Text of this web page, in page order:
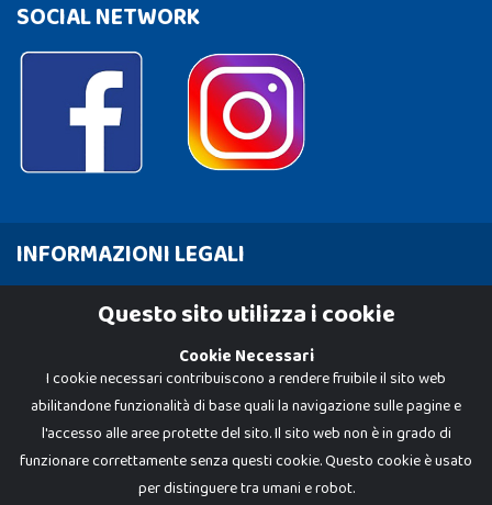
SOCIAL NETWORK
INFORMAZIONI LEGALI
Cookie PolicyQuesto sito utilizza i cookie
Cookie Necessari
I cookie necessari contribuiscono a rendere fruibile il sito web
abilitandone funzionalità di base quali la navigazione sulle pagine e
l'accesso alle aree protette del sito. Il sito web non è in grado di
funzionare correttamente senza questi cookie. Questo cookie è usato
per distinguere tra umani e robot.